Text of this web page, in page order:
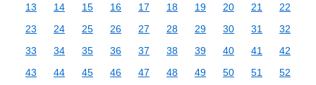
13
14 15 16 17 18 19 20 21
22
23
24 25 26 27 28 29 30 31
32
33
34 35 36 37 38 39 40 41
42
43
44 45 46 47 48 49 50 51
52